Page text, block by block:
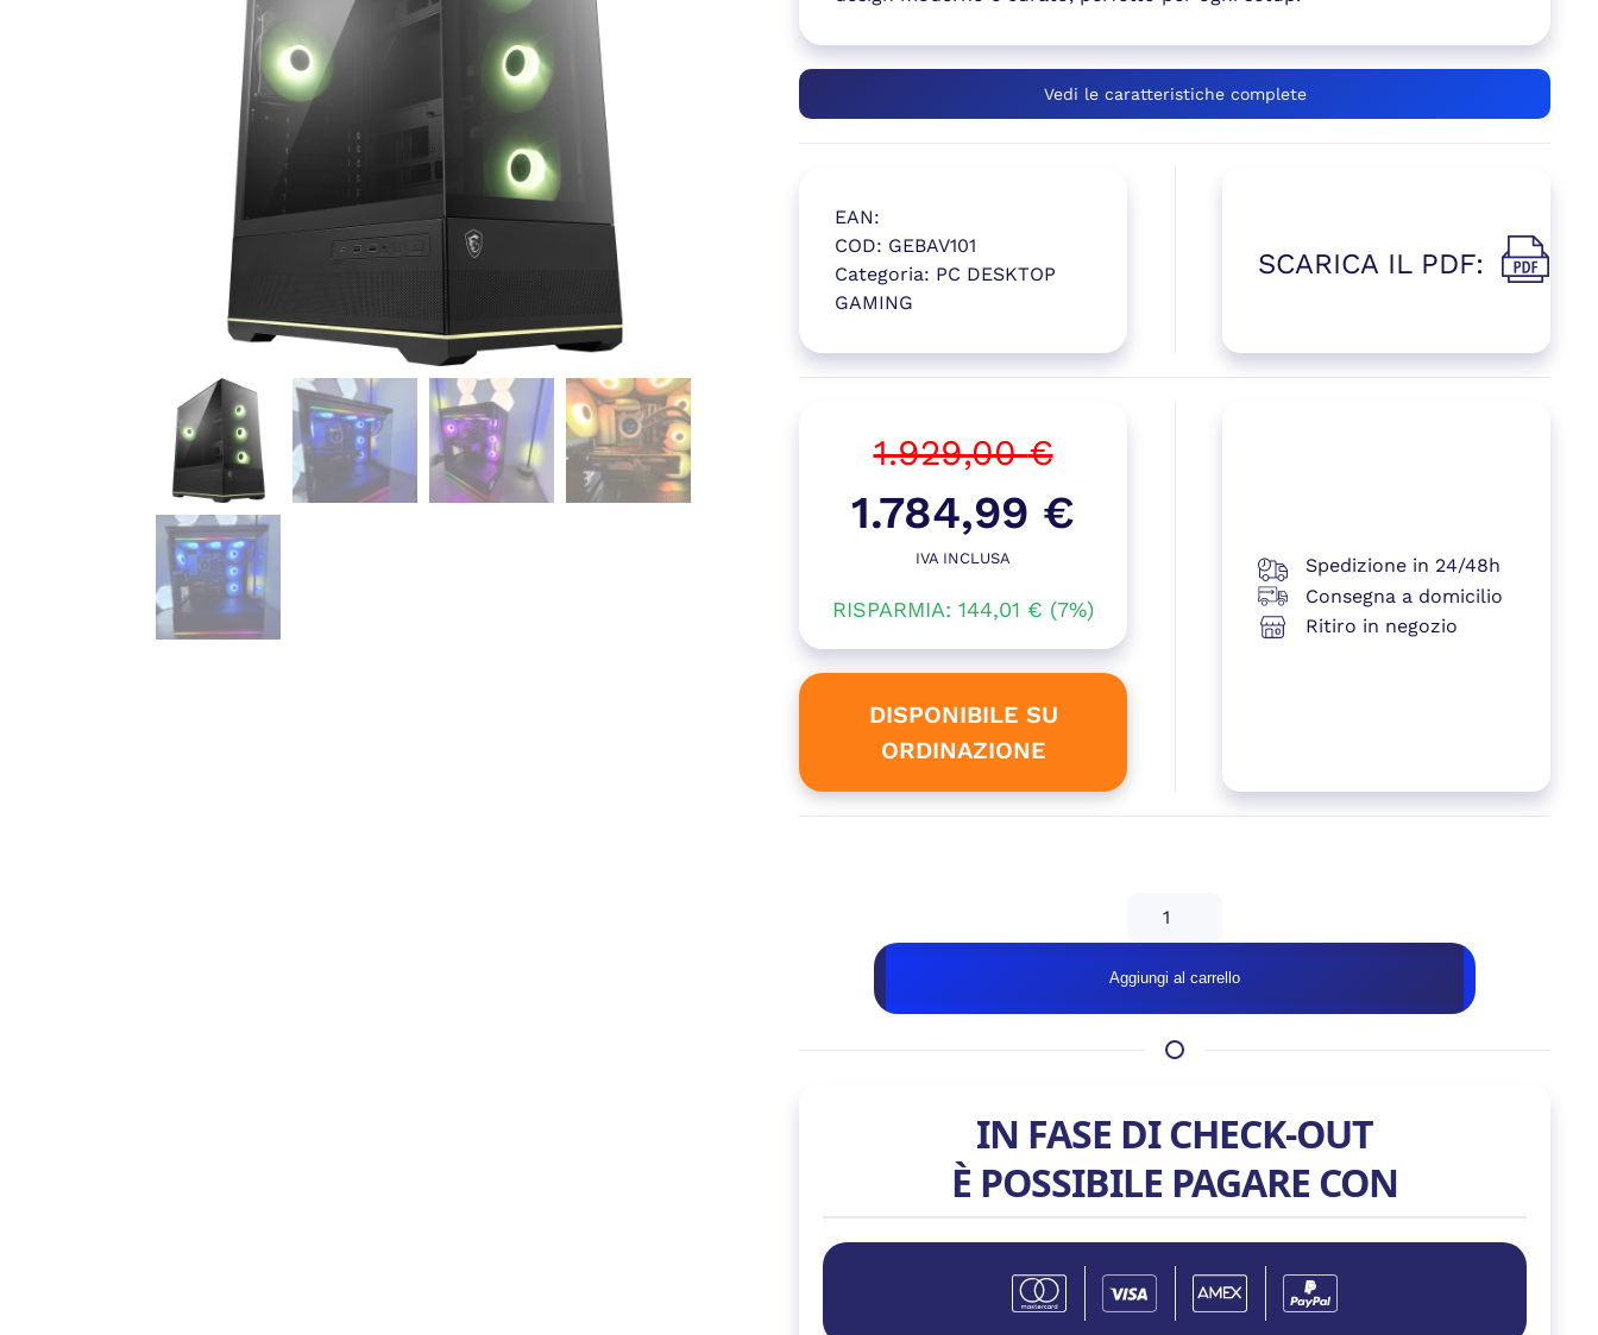
Vedi le caratteristiche complete
EAN:
COD: GEBAV101
Categoria: PC DESKTOP
GAMING
SCARICA IL PDF:
(si apre
1.929,00€
Il
prezzo
originale
1.929,00 €.
1.784,99 €
Il
prezzo
attuale
è:
1.784,99 €.
IVA INCLUSA
RISPARMIA: 144,01 € (7%)
DISPONIBILE SU
ORDINAZIONE
Spedizione in 24/48h
Consegna a domicilio
Ritiro in negozio
–
RX
9060
quantità
Aggiungi al carrello
IN FASE DI CHECK-OUT
È POSSIBILE PAGARE CON